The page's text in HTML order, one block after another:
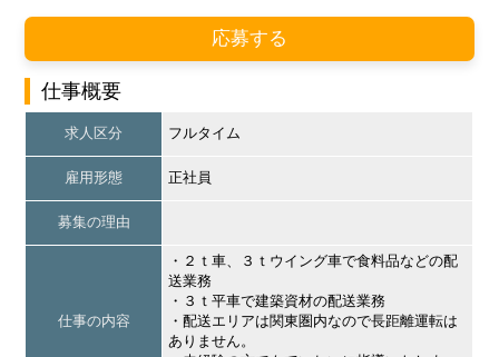
応募する
仕事概要
求人区分 フルタイム
雇用形態 正社員
募集の理由
仕事の内容
・２ｔ車、３ｔウイング車で食料品などの配
送業務
・３ｔ平車で建築資材の配送業務
・配送エリアは関東圏内なので長距離運転は
ありません。